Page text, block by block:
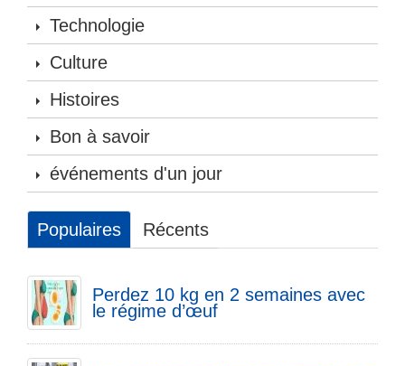
Technologie
Culture
Histoires
Bon à savoir
événements d'un jour
Populaires Récents
Perdez 10 kg en 2 semaines avec
le régime d’œuf